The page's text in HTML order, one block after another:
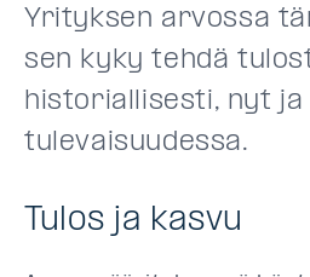
Yrityksen arvossa
sen kyky tehdä
historiallisesti, nyt ja
tulevaisuudessa.
Tulos ja kasvu